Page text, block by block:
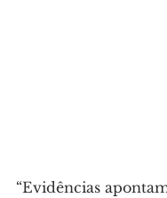
“Evidências